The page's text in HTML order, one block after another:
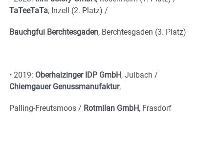
TaTeeTaTa, Inzell (2. Platz) /
Bauchgfui Berchtesgaden, Berchtesgaden (3. Platz)
• 2019: Oberhaizinger IDP GmbH, Julbach /
Chiemgauer Genussmanufaktur,
Palling-Freutsmoos / Rotmilan GmbH, Frasdorf